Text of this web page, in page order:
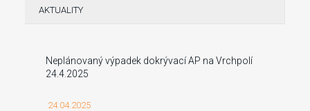
AKTUALITY
Neplánovaný výpadek dokrývací AP na Vrchpolí
24.4.2025
24.04.2025